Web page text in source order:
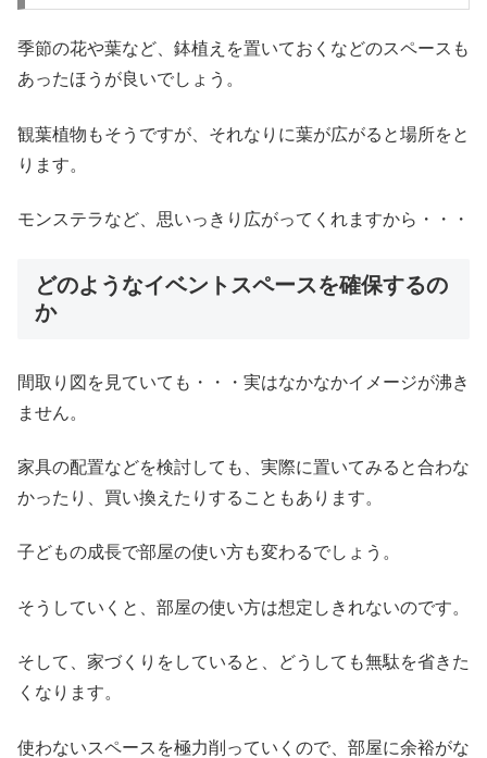
季節の花や葉など、鉢植えを置いておくなどのスペースも
あったほうが良いでしょう。
観葉植物もそうですが、それなりに葉が広がると場所をと
ります。
モンステラなど、思いっきり広がってくれますから・・・
どのようなイベントスペースを確保するの
か
間取り図を見ていても・・・実はなかなかイメージが沸き
ません。
家具の配置などを検討しても、実際に置いてみると合わな
かったり、買い換えたりすることもあります。
子どもの成長で部屋の使い方も変わるでしょう。
そうしていくと、部屋の使い方は想定しきれないのです。
そして、家づくりをしていると、どうしても無駄を省きた
くなります。
使わないスペースを極力削っていくので、部屋に余裕がな